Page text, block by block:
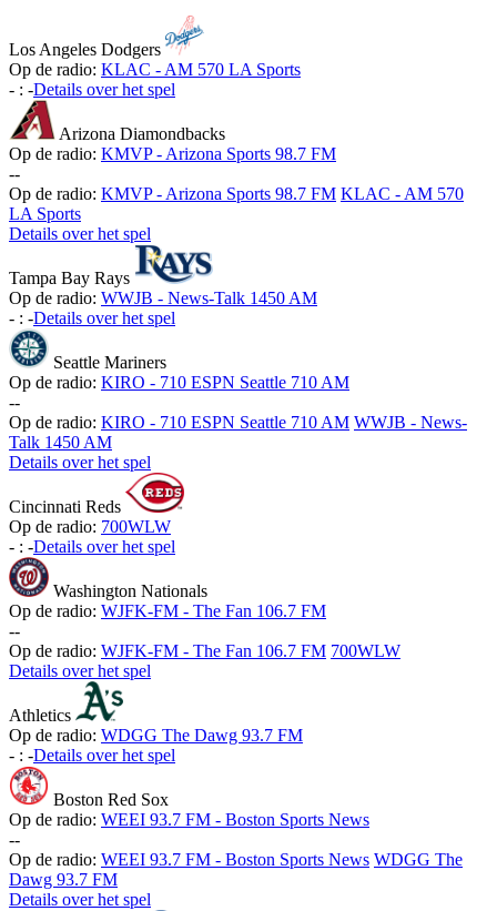
Los Angeles Dodgers
Op de radio: KLAC - AM 570 LA Sports
- : -Details over het spel
Arizona Diamondbacks
Op de radio: KMVP - Arizona Sports 98.7 FM
--
Op de radio: KMVP - Arizona Sports 98.7 FM KLAC - AM 570
LA Sports
Details over het spel
Tampa Bay Rays
Op de radio: WWJB - News-Talk 1450 AM
- : -Details over het spel
Seattle Mariners
Op de radio: KIRO - 710 ESPN Seattle 710 AM
--
Op de radio: KIRO - 710 ESPN Seattle 710 AM WWJB - News-
Talk 1450 AM
Details over het spel
Cincinnati Reds
Op de radio: 700WLW
- : -Details over het spel
Washington Nationals
Op de radio: WJFK-FM - The Fan 106.7 FM
--
Op de radio: WJFK-FM - The Fan 106.7 FM 700WLW
Details over het spel
Athletics
Op de radio: WDGG The Dawg 93.7 FM
- : -Details over het spel
Boston Red Sox
Op de radio: WEEI 93.7 FM - Boston Sports News
--
Op de radio: WEEI 93.7 FM - Boston Sports News WDGG The
Dawg 93.7 FM
Details over het spel